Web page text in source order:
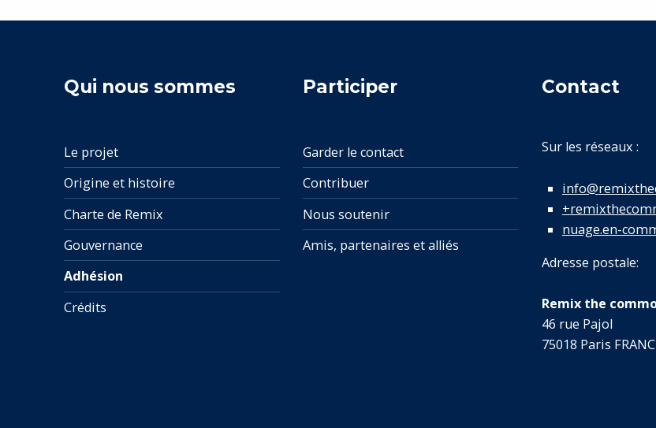
Qui nous sommes
Le projet
Origine et histoire
Charte de Remix
Gouvernance
Adhésion
Crédits
Participer
Garder le contact
Contribuer
Nous soutenir
Amis, partenaires et alliés
Contact
Sur les réseaux :
nuage.en-
Adresse postale:
Remix the
46 rue Pajol
75018 Paris